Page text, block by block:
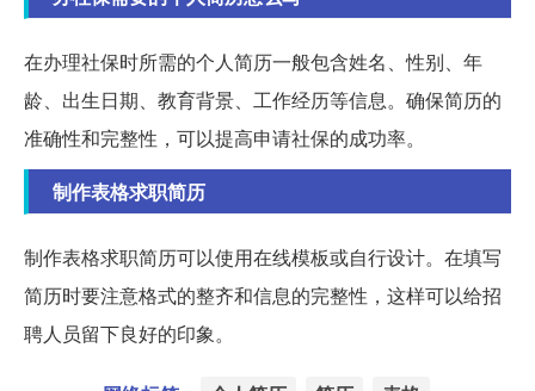
在办理社保时所需的个人简历一般包含姓名、性别、年
龄、出生日期、教育背景、工作经历等信息。确保简历的
准确性和完整性，可以提高申请社保的成功率。
制作表格求职简历
制作表格求职简历可以使用在线模板或自行设计。在填写
简历时要注意格式的整齐和信息的完整性，这样可以给招
聘人员留下良好的印象。